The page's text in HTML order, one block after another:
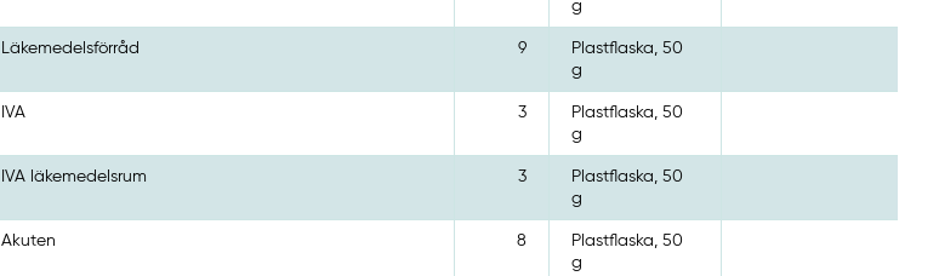
g
Läkemedelsförråd 9
Plastflaska, 50
g
IVA 3
Plastflaska, 50
g
IVA läkemedelsrum 3
Plastflaska, 50
g
Akuten 8
Plastflaska, 50
g